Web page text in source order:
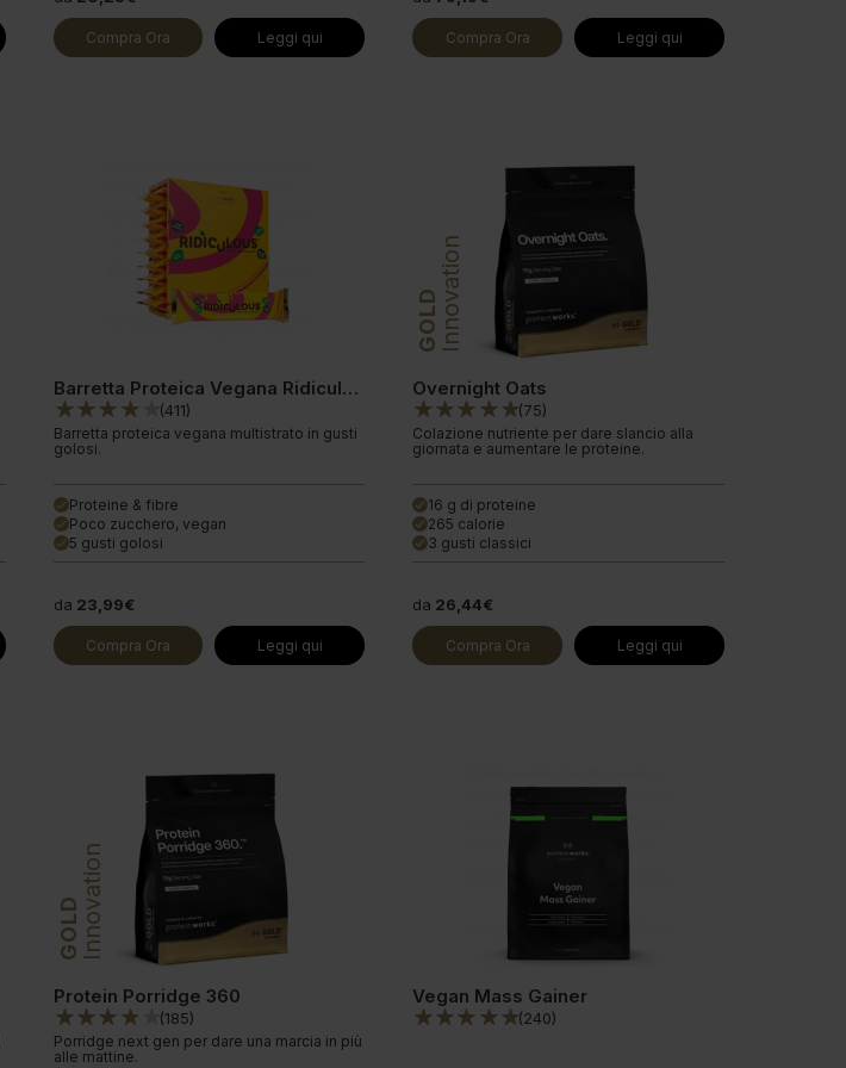
Compra Ora Leggi qui Compra Ora Leggi qui
Barretta Proteica Vegana Ridiculous
(411)
Barretta proteica vegana multistrato in gusti
golosi.
done Proteine & fibre
done Poco zucchero, vegan
done 5 gusti golosi
da 23,99€
Compra Ora Leggi qui
GOLDInnovation
Overnight Oats
(75)
Colazione nutriente per dare slancio alla
giornata e aumentare le proteine.
done16 g di proteine
done265 calorie
done3 gusti classici
da 26,44€
Compra Ora Leggi qui
GOLDInnovation
Protein Porridge 360
(185)
Porridge next gen per dare una marcia in più
alle mattine.
Vegan Mass Gainer
(240)